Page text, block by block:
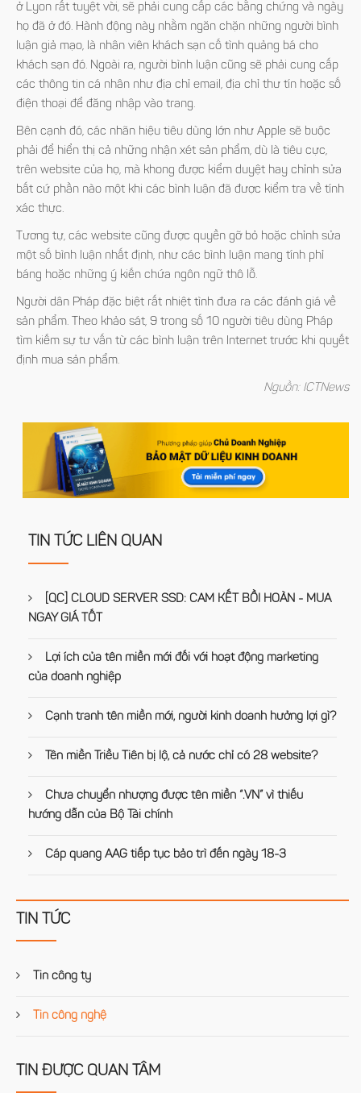
ở Lyon rất tuyệt vời, sẽ phải cung cấp các bằng chứng và ngày
họ đã ở đó. Hành động này nhằm ngăn chặn những người bình
luận giả mạo, là nhân viên khách sạn cố tình quảng bá cho
khách sạn đó. Ngoài ra, người bình luận cũng sẽ phải cung cấp
các thông tin cá nhân như địa chỉ email, địa chỉ thư tín hoặc số
điện thoại để đăng nhập vào trang.
Bên cạnh đó, các nhãn hiệu tiêu dùng lớn như Apple sẽ buộc
phải để hiển thị cả những nhận xét sản phẩm, dù là tiêu cực,
trên website của họ, mà khong được kiểm duyệt hay chỉnh sửa
bất cứ phần nào một khi các bình luận đã được kiểm tra về tính
xác thực.
Tương tự, các website cũng được quyền gỡ bỏ hoặc chỉnh sửa
một số bình luận nhất định, như các bình luận mang tính phỉ
báng hoặc những ý kiến chứa ngôn ngữ thô lỗ.
Người dân Pháp đặc biệt rất nhiệt tình đưa ra các đánh giá về
sản phẩm. Theo khảo sát, 9 trong số 10 người tiêu dùng Pháp
tìm kiếm sự tư vấn từ các bình luận trên Internet trước khi quyết
định mua sản phẩm.
Nguồn: ICTNews
TIN TỨC LIÊN QUAN
[QC] CLOUD SERVER SSD: CAM KẾT BỒI HOÀN - MUA
NGAY GIÁ TỐT
Lợi ích của tên miền mới đối với hoạt động marketing
của doanh nghiệp
Cạnh tranh tên miền mới, người kinh doanh hưởng lợi gì?
Tên miền Triều Tiên bị lộ, cả nước chỉ có 28 website?
Chưa chuyển nhượng được tên miền “.VN” vì thiếu
hướng dẫn của Bộ Tài chính
Cáp quang AAG tiếp tục bảo trì đến ngày 18-3
TIN TỨC
Tin công ty
Tin công nghệ
TIN ĐƯỢC QUAN TÂM